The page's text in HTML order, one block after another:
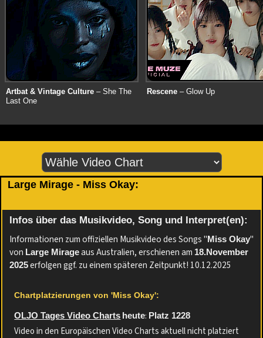
Artbat & Vintage Culture – She The
Last One
Rescene – Glow Up
Large Mirage - Miss Okay:
Infos über das Musikvideo, Song und Interpret(en):
Informationen zum offiziellen Musikvideo des Songs "Miss Okay"
von Large Mirageaus Australien, erschienen am 18.November
2025erfolgen ggf. zu einem späteren Zeitpunkt! 10.12.2025
Chartplatzierungen von 'Miss Okay':
OLJO Tages Video Charts heute: Platz 1228
Video in den Europäischen Video Charts aktuell nicht platziert